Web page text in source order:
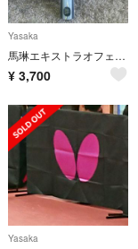
Yasaka
馬琳エキストラオフェンシブ 中国式 CHN
¥ 3,700
Yasaka